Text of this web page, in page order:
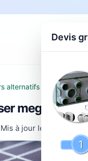
Accueil
alternatifs d'électricité
mega
à jour le
Devis